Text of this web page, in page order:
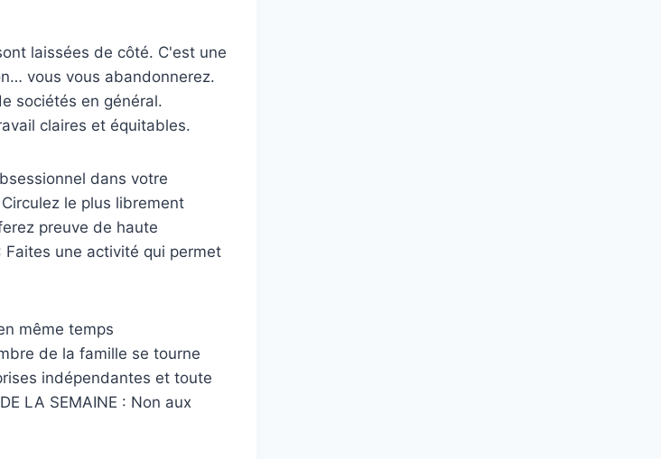
laissées de côté. C'est une
vous vous abandonnerez.
sociétés en général.
claires et équitables.
dans votre
le plus librement
preuve de haute
Faites une activité qui permet
même temps
de la famille se tourne
indépendantes et toute
LA SEMAINE : Non aux